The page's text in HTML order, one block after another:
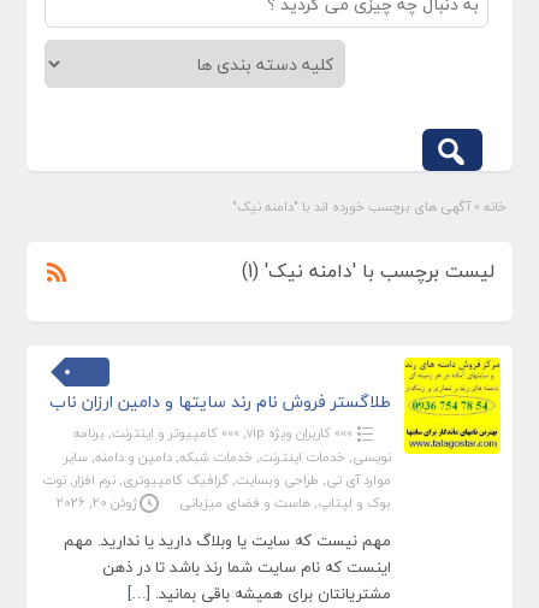
خانه » آگهی های برچسب خورده اند با "دامنه نیک"
لیست برچسب با 'دامنه نیک' (1)
طلاگستر فروش نام رند سایتها و دامین ارزان ناب
»»» کاربران ویژه vip , »»» کامپیوتر و اینترنت, برنامه
نویسی, خدمات اینترنت, خدمات شبکه, دامین و دامنه, سایر
موارد آی تی, طراحی وبسایت, گرافیک کامپیوتری, نرم افزار, نوت
بوک و لپتاپ, هاست و فضای میزبانی ژوئن 20, 2026
مهم نیست که سایت یا وبلاگ دارید یا ندارید. مهم
اینست که نام سایت شما رند باشد تا در ذهن
مشتریانتان برای همیشه باقی بمانید. […]